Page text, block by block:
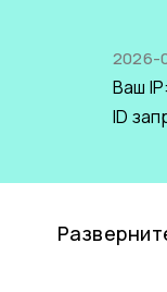
2026-
Ваш IP:
ID